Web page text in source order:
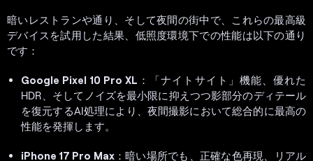
暗いレストランや通り、そして夜間の街中で、これらの最高級
デバイスを試用した結果、低照度環境下での性能は以下の通り
です：
Google Pixel 10 Pro XL ：「ナイトサイト」機能、優れた
HDR、そしてノイズを最小限に抑えつつ影部分のディテール
を復元するAI処理により、夜間撮影において総合的に最高の
性能を発揮します。
iPhone 17 Pro Max：暗い場所でも、正確な色再現、リアル